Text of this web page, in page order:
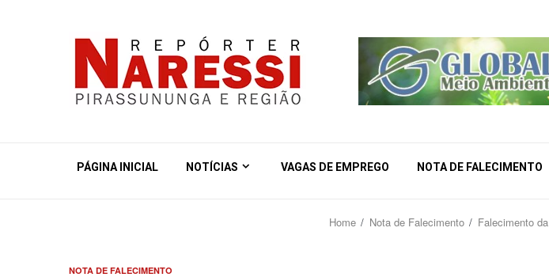
PÁGINA INICIAL NOTÍCIAS VAGAS DE EMPREGO NOTA DE FALECIMENTO
Home Nota de Falecimento Falecimento
NOTA DE FALECIMENTO